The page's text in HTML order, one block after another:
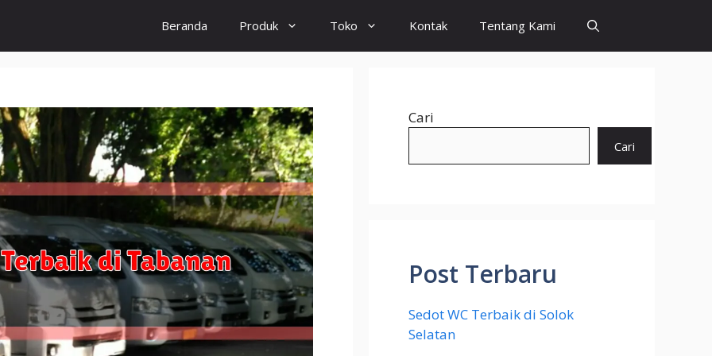
Beranda Produk Toko Kontak Tentang Kami
Cari
Cari
Post Terbaru
Sedot WC Terbaik di Solok
Selatan